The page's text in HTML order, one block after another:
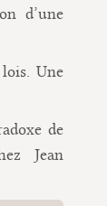
d’une
Une
de
Jean